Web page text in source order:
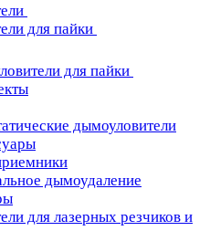
для пайки
для пайки
дымоуловители
дымоудаление
для лазерных резчиков и